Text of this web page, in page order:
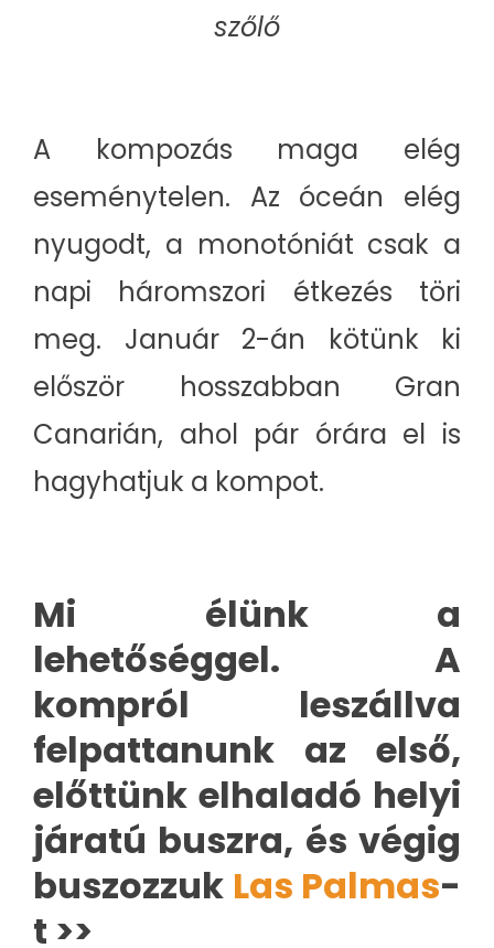
szőlő
A kompozás maga elég
eseménytelen. Az óceán elég
nyugodt, a monotóniát csak a
napi háromszori étkezés töri
meg. Január 2-án kötünk ki
először hosszabban Gran
Canarián, ahol pár órára el is
hagyhatjuk a kompot.
Mi élünk a
lehetőséggel. A
kompról leszállva
felpattanunk az első,
előttünk elhaladó helyi
járatú buszra, és végig
buszozzuk Las Palmas-
t >>